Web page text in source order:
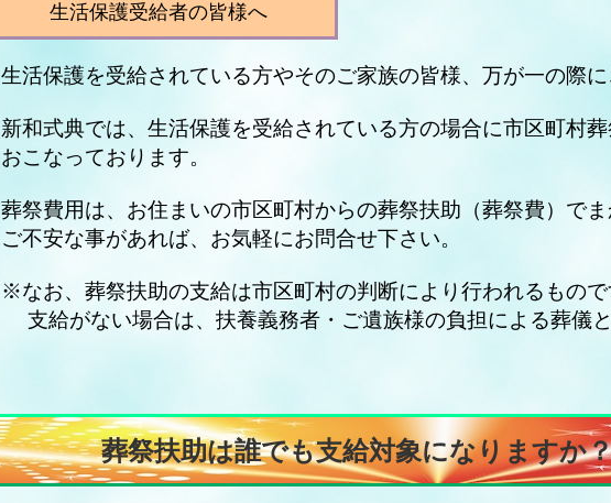
生活保護受給者の皆様へ
生活保護を受給されている方やそのご家族の皆様、万が一の際
新和式典では、生活保護を受給されている方の場合に市区町村
おこなっております。
葬祭費用は、お住まいの市区町村からの葬祭扶助（葬祭費）でま
ご不安な事があれば、お気軽にお問合せ下さい。
※なお、葬祭扶助の支給は市区町村の判断により行われるもので
支給がない場合は、扶養義務者・ご遺族様の負担による葬儀と
葬祭扶助は誰でも支給対象になりますか